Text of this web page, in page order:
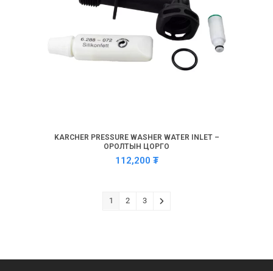
KARCHER PRESSURE WASHER WATER INLET –
ОРОЛТЫН ЦОРГО
112,200 ₮
1 2 3